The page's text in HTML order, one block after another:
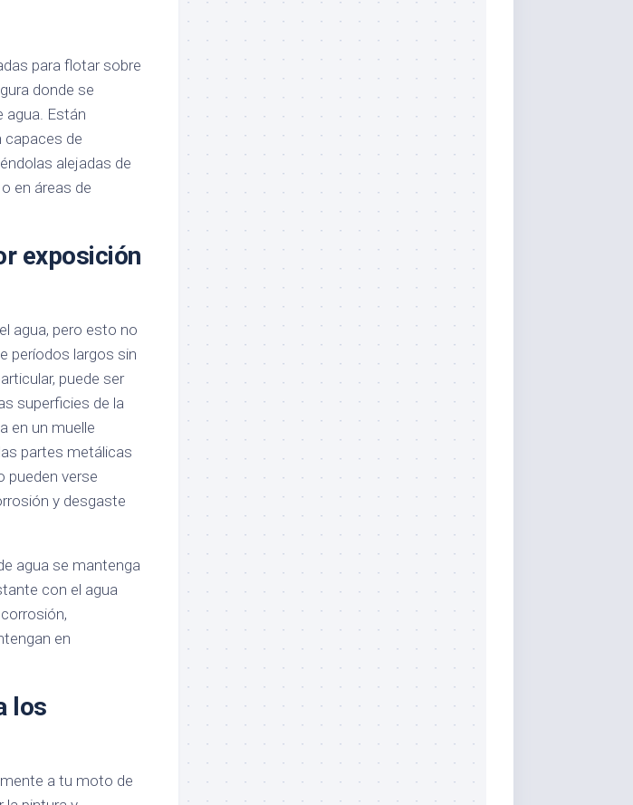
para flotar sobre
donde se
agua. Están
capaces de
alejadas de
en áreas de
exposición
agua, pero esto no
períodos largos sin
puede ser
superficies de la
en un muelle
partes metálicas
pueden verse
y desgaste
agua se mantenga
con el agua
en
los
a tu moto de